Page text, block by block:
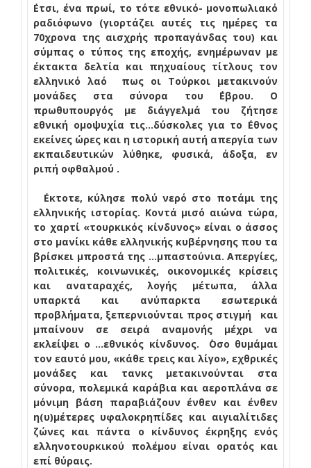
΄Ετσι, ένα πρωί, το τότε εθνικό- μονοπωλιακό
ραδιόφωνο (γιορτάζει αυτές τις ημέρες τα
70χρονα της αισχρής προπαγάνδας του) και
σύμπας ο τύπος της εποχής, ενημέρωναν με
έκτακτα δελτία και πηχυαίους τίτλους τον
ελληνικό λαό
πως οι Τούρκοι μετακινούν
μονάδες στα σύνορα του ΄Εβρου. Ο
πρωθυπουργός με διάγγελμά του ζήτησε
εθνική ομοψυχία τις…δύσκολες για το ΄Εθνος
εκείνες ώρες και η ιστορική αυτή απεργία των
εκπαιδευτικών λύθηκε, φυσικά, άδοξα, εν
ριπή οφθαλμού .
΄Εκτοτε, κύλησε πολύ νερό στο ποτάμι της
ελληνικής ιστορίας. Κοντά μισό αιώνα τώρα,
το χαρτί «τουρκικός κίνδυνος» είναι ο άσσος
στο μανίκι κάθε ελληνικής κυβέρνησης που τα
βρίσκει μπροστά της …μπαστούνια. Απεργίες,
πολιτικές, κοινωνικές, οικονομικές κρίσεις
και αναταραχές, λογής μέτωπα, άλλα
υπαρκτά και ανύπαρκτα εσωτερικά
προβλήματα, ξεπερνιούνται προς στιγμή
και
μπαίνουν σε σειρά αναμονής μέχρι να
εκλείψει ο …εθνικός κίνδυνος.
΄Οσο θυμάμαι
τον εαυτό μου, «κάθε τρεις και λίγο», εχθρικές
μονάδες και τανκς μετακινούνται στα
σύνορα, πολεμικά καράβια και αεροπλάνα σε
μόνιμη βάση παραβιάζουν ένθεν και ένθεν
η(υ)μέτερες υφαλοκρηπίδες και αιγιαλίτιδες
ζώνες και πάντα ο κίνδυνος έκρηξης ενός
ελληνοτουρκικού πολέμου είναι ορατός και
επί θύραις.